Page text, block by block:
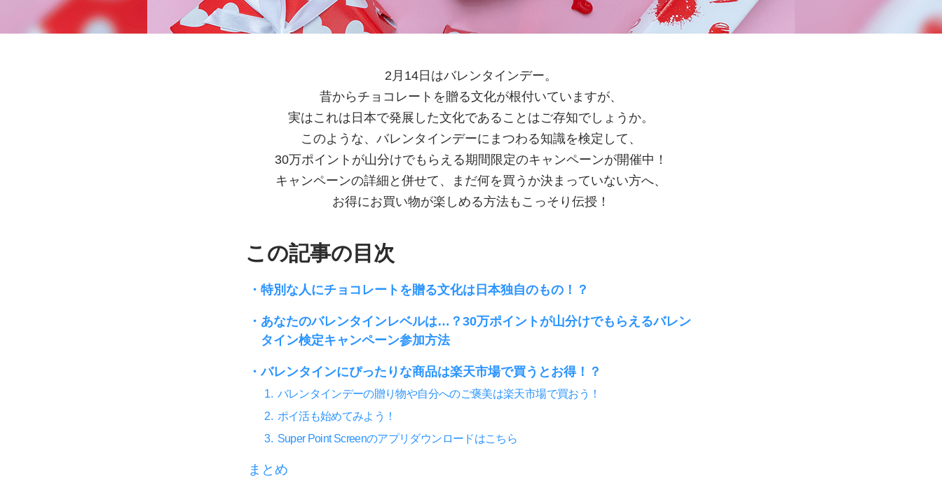
2月14日はバレンタインデー。
昔からチョコレートを贈る文化が根付いていますが、
実はこれは日本で発展した文化であることはご存知でしょうか。
このような、バレンタインデーにまつわる知識を検定して、
30万ポイントが山分けでもらえる期間限定のキャンペーンが開催中！
キャンペーンの詳細と併せて、まだ何を買うか決まっていない方へ、
お得にお買い物が楽しめる方法もこっそり伝授！
この記事の目次
特別な人にチョコレートを贈る文化は日本独自のもの！？
あなたのバレンタインレベルは…？30万ポイントが山分けでもらえるバレン
タイン検定キャンペーン参加方法
バレンタインにぴったりな商品は楽天市場で買うとお得！？
バレンタインデーの贈り物や自分へのご褒美は楽天市場で買おう！
ポイ活も始めてみよう！
Super Point Screenのアプリダウンロードはこちら
まとめ